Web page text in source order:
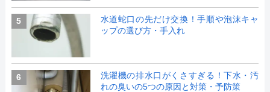
5
水道蛇口の先だけ交換！手順や泡沫キャ
ップの選び方・手入れ
6
洗濯機の排水口がくさすぎる！下水・汚
れの臭いの5つの原因と対策・予防策